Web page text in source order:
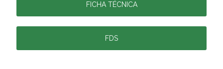
FICHA TÉCNICA
FDS